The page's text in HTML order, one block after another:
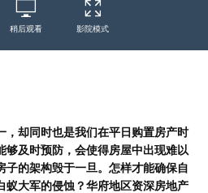
稍后观看 影院模式
，却同时也是我们在平日购置房产时
够及时预防，会使得房屋中出现难以
子的架构毁于一旦。怎样才能确保自
蚁大军的侵蚀？华府地区资深房地产